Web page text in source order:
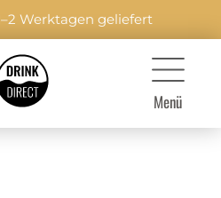
Werktagen geliefert
Menü